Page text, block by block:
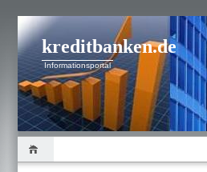
kreditbanken.de
Informationsportal